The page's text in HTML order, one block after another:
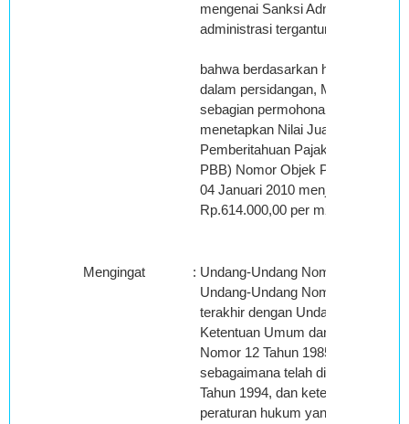
mengenai Sanksi Administrasi,
administrasi tergantung pada
bahwa berdasarkan hasil
dalam persidangan, Majelis
sebagian permohonan banding
menetapkan Nilai Jual Objek
Pemberitahuan Pajak Terutang
PBB) Nomor Objek Pajak:
04 Januari 2010 menjadi Klas A19
Rp.614.000,00 per m2;
Mengingat : Undang-Undang Nomor 14 Tahun
Undang-Undang Nomor 6 Tahun
terakhir dengan Undang-Undang
Ketentuan Umum dan Tata Cara
Nomor 12 Tahun 1985 tentang
sebagaimana telah diubah
Tahun 1994, dan ketentuan
peraturan hukum yang berlaku